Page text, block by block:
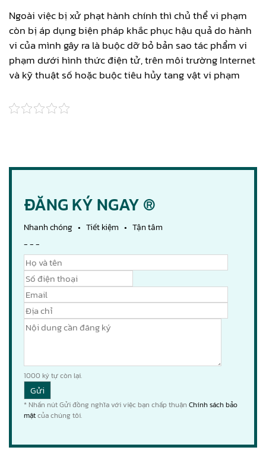
Ngoài việc bị xử phạt hành chính thì chủ thể vi phạm
còn bị áp dụng biện pháp khắc phục hậu quả do hành
vi của mình gây ra là buộc dỡ bỏ bản sao tác phẩm vi
phạm dưới hình thức điện tử, trên môi trường Internet
và kỹ thuật số hoặc buộc tiêu hủy tang vật vi phạm
ĐĂNG KÝ NGAY ®
Nhanh chóng • Tiết kiệm • Tận tâm
- - -
1000 ký tự còn lại.
* Nhấn nút Gửi đồng nghĩa với việc bạn chấp thuận Chính sách bảo
mậtcủa chúng tôi.